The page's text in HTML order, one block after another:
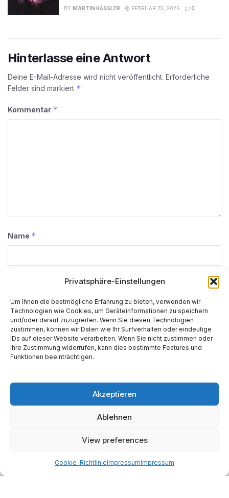
Privatsphäre-Einstellungen
Um Ihnen die bestmögliche Erfahrung zu bieten, verwenden wir
Technologien wie Cookies, um Geräteinformationen zu speichern
und/oder darauf zuzugreifen. Wenn Sie diesen Technologien
zustimmen, können wir Daten wie Ihr Surfverhalten oder eindeutige
IDs auf dieser Website verarbeiten. Wenn Sie nicht zustimmen oder
Ihre Zustimmung widerrufen, kann dies bestimmte Features und
Funktionen beeinträchtigen.
Akzeptieren
Ablehnen
View preferences
Cookie-RichtlinieImpressumImpressum
BY MARTIN KÄSSLER FEBRUAR 25, 2026 0
Hinterlasse eine Antwort
Deine E-Mail-Adresse wird nicht veröffentlicht. Erforderliche
Felder sind markiert *
Kommentar *
Name *
E-Mail-Adresse*
Website
Alternative:
Kapital Prognosen